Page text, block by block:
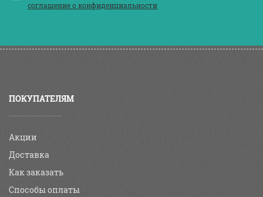
соглашение о конфиденциальности
ПОКУПАТЕЛЯМ
Акции
Доставка
Как заказать
Способы оплаты